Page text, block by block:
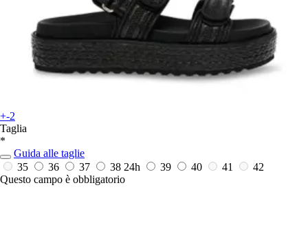
+-2
Taglia
*
Guida alle taglie
35
36 37 38 24h 39 40 41
42
Questo campo è obbligatorio